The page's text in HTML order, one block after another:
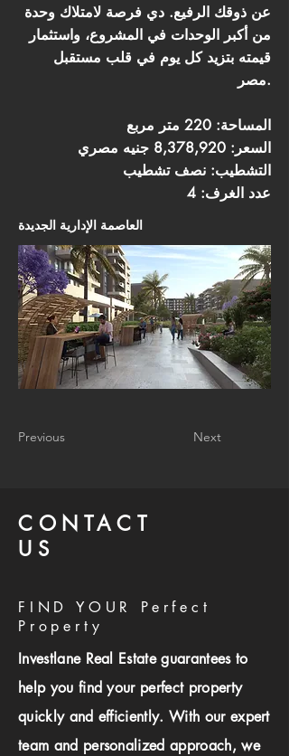
عن ذوقك الرفيع. دي فرصة لامتلاك وحدة
من أكبر الوحدات في المشروع، واستثمار
قيمته بتزيد كل يوم في قلب مستقبل
مصر.
المساحة: 220 متر مربع
السعر: 8,378,920 جنيه مصري
التشطيب: نصف تشطيب
عدد الغرف: 4
العاصمة الإدارية الجديدة
Previous Next
CONTACT
US
FIND YOUR Perfect
Property
Investlane Real Estate guarantees to
help you find your perfect property
quickly and efficiently. With our expert
team and personalized approach, we